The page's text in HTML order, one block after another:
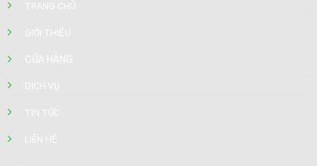
TRANG CHỦ
GIỚI THIỆU
CỬA HÀNG
DỊCH VỤ
TIN TỨC
LIÊN HỆ